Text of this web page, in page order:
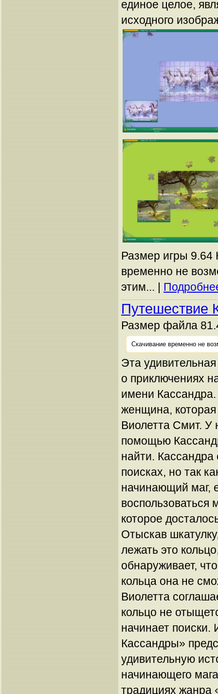
единое целое,
исходного
Размер игры 9.64
временно не
этим... |
Путешествие
Размер файла
Скачивание временно не
Эта
о приключениях
имени
женщина, которая
Виолетта Смит. У
помощью
найти. Кассандра
поисках, но так
начинающий маг,
воспользоваться
которое
Отыскав
лежать это
обнаруживает,
кольца она не
Виолетта
кольцо не
начинает
Кассандры»
удивительную
начинающего
традициях жанра